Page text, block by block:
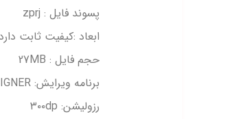
پسوند فایل : zprj
ابعاد :کیفیت ثابت
حجم فایل : 27MB
برنامه ویرایش: CLO3D -MARVELOUS DESIGNER
رزولیشن: ۳۰۰dp